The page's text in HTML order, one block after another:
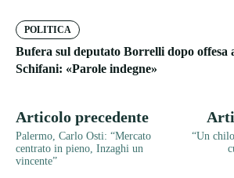
POLITICA
Bufera sul deputato Borrelli dopo offesa
Schifani: «Parole indegne»
Articolo precedente
Palermo, Carlo Osti: “Mercato
centrato in pieno, Inzaghi un
vincente”
“Un